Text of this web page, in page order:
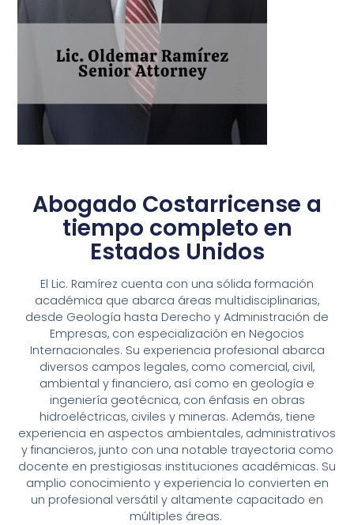
Abogado Costarricense a
tiempo completo en
Estados Unidos
El Lic. Ramírez cuenta con una sólida formación
académica que abarca áreas multidisciplinarias,
desde Geología hasta Derecho y Administración de
Empresas, con especialización en Negocios
Internacionales. Su experiencia profesional abarca
diversos campos legales, como comercial, civil,
ambiental y financiero, así como en geología e
ingeniería geotécnica, con énfasis en obras
hidroeléctricas, civiles y mineras. Además, tiene
experiencia en aspectos ambientales, administrativos
y financieros, junto con una notable trayectoria como
docente en prestigiosas instituciones académicas. Su
amplio conocimiento y experiencia lo convierten en
un profesional versátil y altamente capacitado en
múltiples áreas.